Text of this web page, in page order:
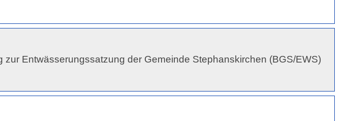
zur Entwässerungssatzung der Gemeinde Stephanskirchen (BGS/EWS)